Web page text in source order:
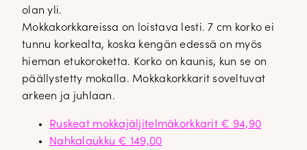
olan yli.
Mokkakorkkareissa on loistava lesti. 7 cm korko ei
tunnu korkealta, koska kengän edessä on myös
hieman etukoroketta. Korko on kaunis, kun se on
päällystetty mokalla. Mokkakorkkarit soveltuvat
arkeen ja juhlaan.
Ruskeat mokkajäljitelmäkorkkarit € 94,90
Nahkalaukku € 149,00